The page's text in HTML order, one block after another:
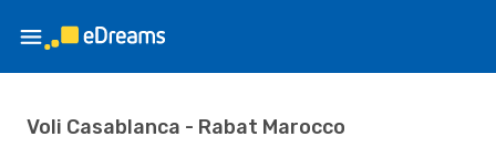
Voli Casablanca - Rabat Marocco